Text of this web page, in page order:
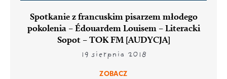
Spotkanie z francuskim pisarzem młodego
pokolenia – Édouardem Louisem – Literacki
Sopot – TOK FM [AUDYCJA]
19 sierpnia 2018
ZOBACZ